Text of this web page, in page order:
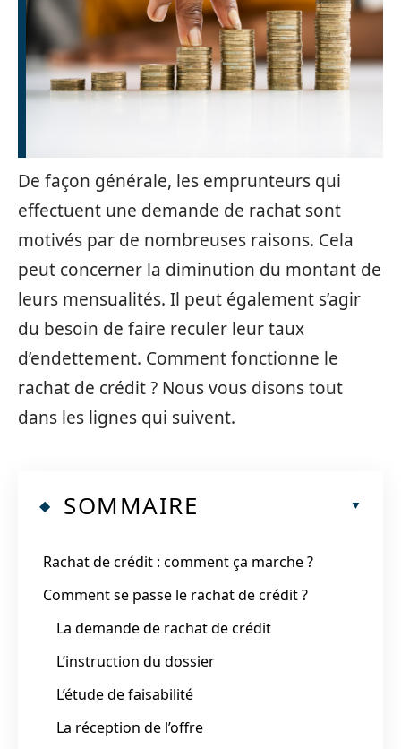
De façon générale, les emprunteurs qui
effectuent une demande de rachat sont
motivés par de nombreuses raisons. Cela
peut concerner la diminution du montant de
leurs mensualités. Il peut également s’agir
du besoin de faire reculer leur taux
d’endettement. Comment fonctionne le
rachat de crédit ? Nous vous disons tout
dans les lignes qui suivent.
SOMMAIRE
Rachat de crédit : comment ça marche ?
Comment se passe le rachat de crédit ?
La demande de rachat de crédit
L’instruction du dossier
L’étude de faisabilité
La réception de l’offre